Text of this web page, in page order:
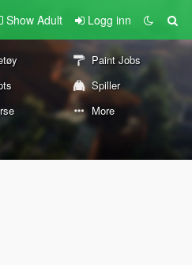
Show Adult Logg inn
Paint Jobs
Spiller
More